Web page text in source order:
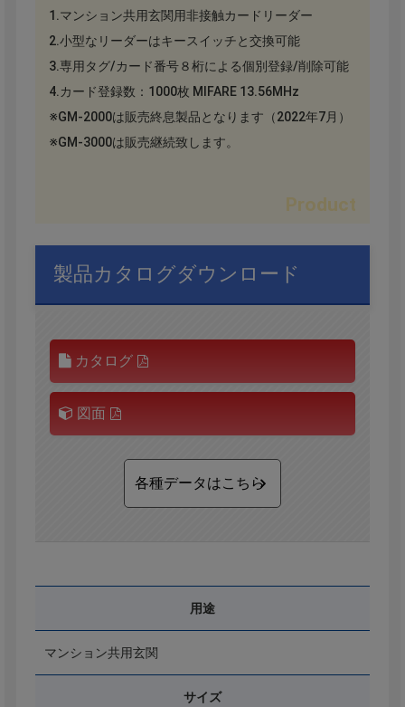
1.マンション共用玄関用非接触カードリーダー
2.小型なリーダーはキースイッチと交換可能
3.専用タグ/カード番号８桁による個別登録/削除可能
4.カード登録数：1000枚 MIFARE 13.56MHz
※GM-2000は販売終息製品となります（2022年7月）
※GM-3000は販売継続致します。
製品カタログダウンロード
カタログ
図面
各種データはこちら
用途
マンション共用玄関
サイズ